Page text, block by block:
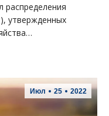
распределения
утвержденных
Июл 25 2022